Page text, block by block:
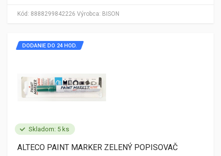
Kód: 8888299842226 Výrobca: BISON
Skladom: 5 ks
DODANIE DO 24 HOD.
ALTECO PAINT MARKER ZELENÝ POPISOVAČ